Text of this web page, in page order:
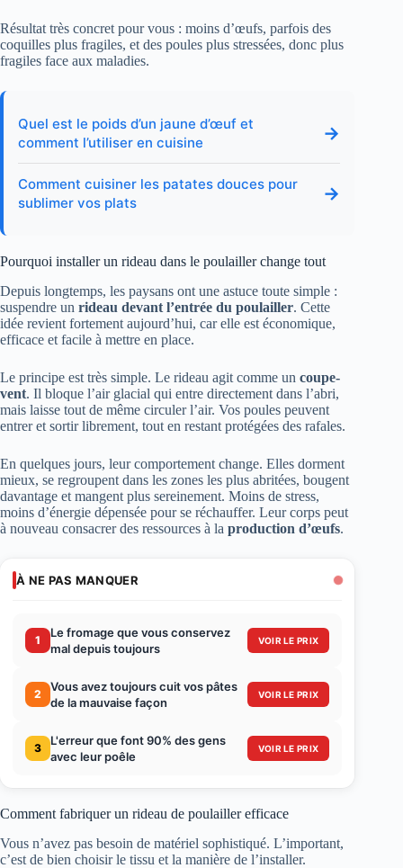
Résultat très concret pour vous : moins d’œufs, parfois des
coquilles plus fragiles, et des poules plus stressées, donc plus
fragiles face aux maladies.
Quel est le poids d’un jaune d’œuf et
comment l’utiliser en cuisine
→
Comment cuisiner les patates douces pour
sublimer vos plats
→
Pourquoi installer un rideau dans le poulailler change tout
Depuis longtemps, les paysans ont une astuce toute simple :
suspendre un rideau devant l’entrée du poulailler. Cette
idée revient fortement aujourd’hui, car elle est économique,
efficace et facile à mettre en place.
Le principe est très simple. Le rideau agit comme un coupe-
vent. Il bloque l’air glacial qui entre directement dans l’abri,
mais laisse tout de même circuler l’air. Vos poules peuvent
entrer et sortir librement, tout en restant protégées des rafales.
En quelques jours, leur comportement change. Elles dorment
mieux, se regroupent dans les zones les plus abritées, bougent
davantage et mangent plus sereinement. Moins de stress,
moins d’énergie dépensée pour se réchauffer. Leur corps peut
à nouveau consacrer des ressources à la production d’œufs.
À NE PAS MANQUER
1
Le fromage que vous conservez
mal depuis toujours
VOIR LE PRIX
2
Vous avez toujours cuit vos pâtes
de la mauvaise façon
VOIR LE PRIX
3
L'erreur que font 90% des gens
avec leur poêle
VOIR LE PRIX
Comment fabriquer un rideau de poulailler efficace
Vous n’avez pas besoin de matériel sophistiqué. L’important,
c’est de bien choisir le tissu et la manière de l’installer.